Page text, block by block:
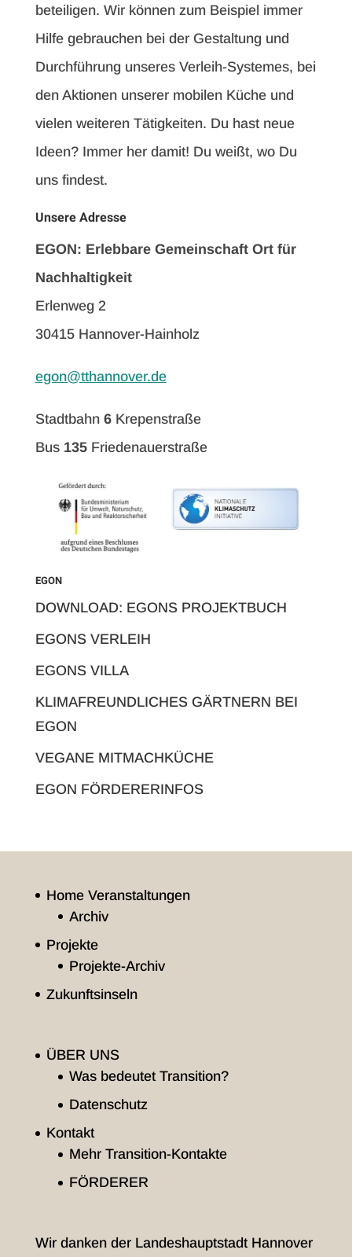
beteiligen. Wir können zum Beispiel immer
Hilfe gebrauchen bei der Gestaltung und
Durchführung unseres Verleih-Systemes, bei
den Aktionen unserer mobilen Küche und
vielen weiteren Tätigkeiten. Du hast neue
Ideen? Immer her damit! Du weißt, wo Du
uns findest.
Unsere Adresse
EGON: Erlebbare Gemeinschaft Ort für
Nachhaltigkeit
Erlenweg 2
30415 Hannover-Hainholz
egon@tthannover.de
Stadtbahn 6Krepenstraße
Bus 135Friedenauerstraße
EGON
DOWNLOAD: EGONS PROJEKTBUCH
EGONS VERLEIH
EGONS VILLA
KLIMAFREUNDLICHES GÄRTNERN BEI
EGON
VEGANE MITMACHKÜCHE
EGON FÖRDERERINFOS
Home Veranstaltungen
Archiv
Projekte
Projekte-Archiv
Zukunftsinseln
ÜBER UNS
Was bedeutet Transition?
Datenschutz
Kontakt
Mehr Transition-Kontakte
FÖRDERER
Wir danken der Landeshauptstadt Hannover